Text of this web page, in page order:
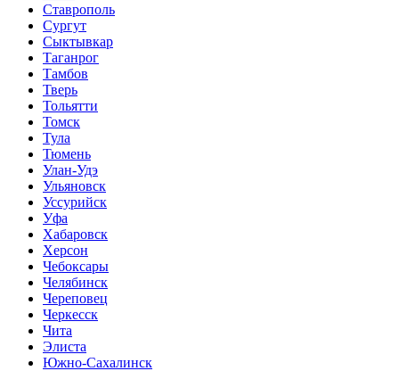
Ставрополь
Сургут
Сыктывкар
Таганрог
Тамбов
Тверь
Тольятти
Томск
Тула
Тюмень
Улан-Удэ
Ульяновск
Уссурийск
Уфа
Хабаровск
Херсон
Чебоксары
Челябинск
Череповец
Черкесск
Чита
Элиста
Южно-Сахалинск